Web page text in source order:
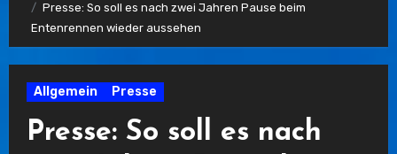
Presse: So soll es nach zwei Jahren Pause beim
Entenrennen wieder aussehen
Allgemein Presse
Presse: So soll es nach